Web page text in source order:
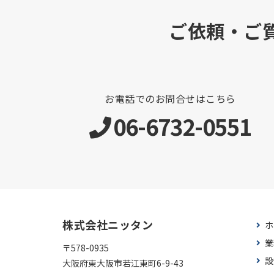
ご依頼・ご
お電話でのお問合せはこちら
06-6732-0551
株式会社ニッタン
〒578-0935
大阪府東大阪市若江東町6-9-43